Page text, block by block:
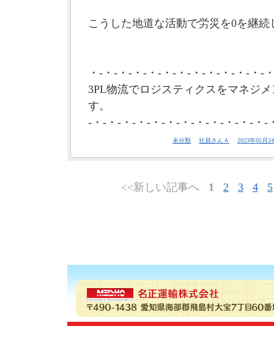
こうした地道な活動で労災を0を継
・-・-・-・-・-・-・-・-・-・-・-・-
3PL物流でロジスティクスをマネジ
す。
-・-・-・-・-・-・-・-・-・-・-・-・-
未分類 社員さんＡ 2023年05月
<<新しい記事へ 1 2 3 4 5